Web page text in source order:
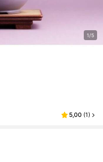
1/5
5,00 (1)